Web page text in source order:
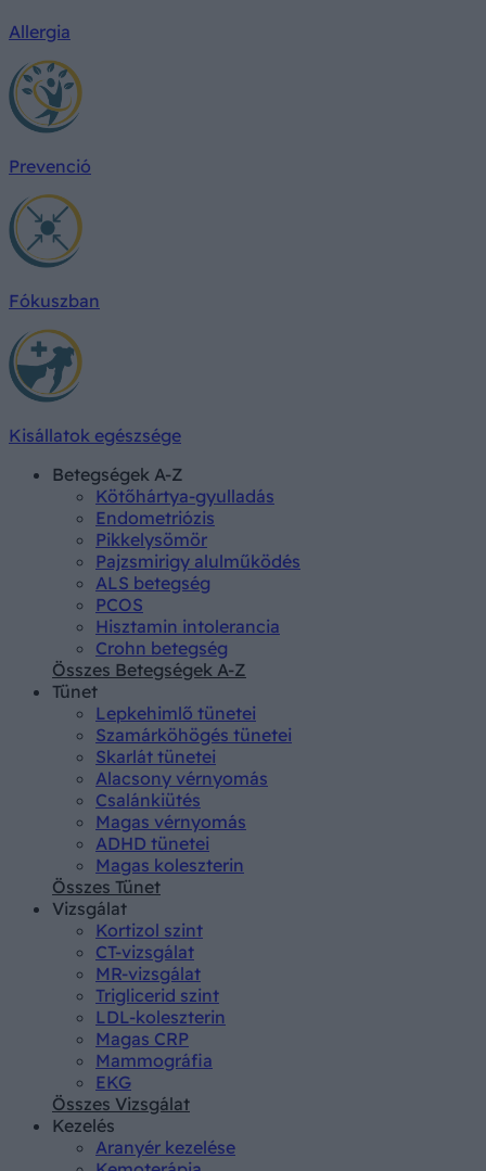
Allergia
Prevenció
Fókuszban
Kisállatok egészsége
Betegségek A-Z
Kötőhártya-gyulladás
Endometriózis
Pikkelysömör
Pajzsmirigy alulműködés
ALS betegség
PCOS
Hisztamin intolerancia
Crohn betegség
Összes Betegségek A-Z
Tünet
Lepkehimlő tünetei
Szamárköhögés tünetei
Skarlát tünetei
Alacsony vérnyomás
Csalánkiütés
Magas vérnyomás
ADHD tünetei
Magas koleszterin
Összes Tünet
Vizsgálat
Kortizol szint
CT-vizsgálat
MR-vizsgálat
Triglicerid szint
LDL-koleszterin
Magas CRP
Mammográfia
EKG
Összes Vizsgálat
Kezelés
Aranyér kezelése